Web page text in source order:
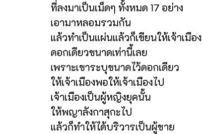
ที่ลงมาเป็นเม็ดๆ ทั้งหมด 17 อย่าง
เอามาหลอมรวมกัน
แล้วทำเป็นแผ่นแล้วก็เขียนให้เจ้าเมือง
ดอกเดียวขนาดเท่านี้เลย
เพราะเขาระบุขนาดไว้ดอกเดียว
ให้เจ้าเมืองพอให้เจ้าเมืองไป
เจ้าเมืองเป็นผู้หญิงยุคนั้น
ให้พญาลังกาสุกะไป
แล้วก็ทำให้ได้บริวารเป็นผู้ชาย